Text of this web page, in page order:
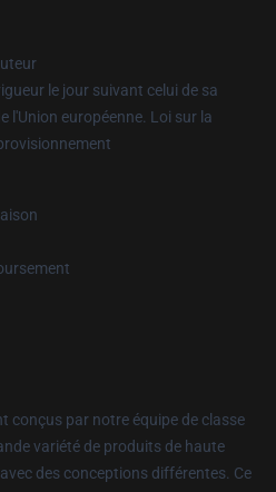
le jour suivant celui de sa
l'Union européenne. Loi sur la
conçus par notre équipe de classe
variété de produits de haute
des conceptions différentes. Ce